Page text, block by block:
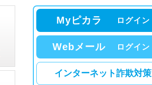
Myピカラ ログイン
Webメール ログイン
インターネット詐欺対策